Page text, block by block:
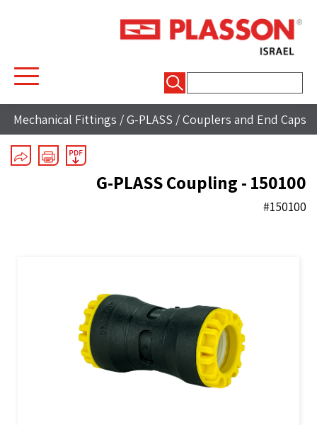
Mechanical Fittings /G-PLASS /Couplers and End Caps
G-PLASS Coupling - 150100
#150100